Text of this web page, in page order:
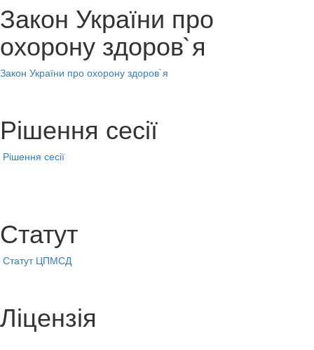
Закон України про
охорону здоров`я
Закон України про охорону здоров`я
Рішення сесії
Рішення сесії
Статут
Статут ЦПМСД
Ліцензія